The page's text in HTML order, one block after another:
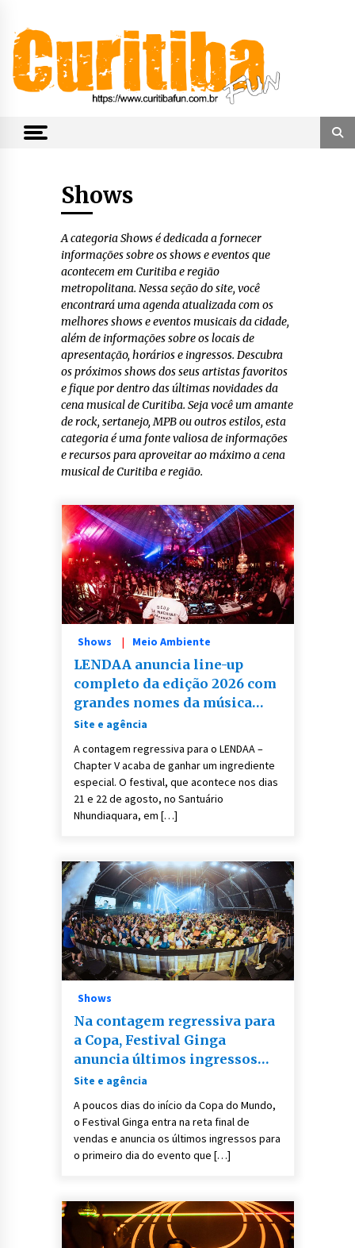
content
CuritibaFun
Shows
A categoria Shows é dedicada a fornecer
informações sobre os shows e eventos que
acontecem em Curitiba e região
metropolitana. Nessa seção do site, você
encontrará uma agenda atualizada com os
melhores shows e eventos musicais da cidade,
além de informações sobre os locais de
apresentação, horários e ingressos. Descubra
os próximos shows dos seus artistas favoritos
e fique por dentro das últimas novidades da
cena musical de Curitiba. Seja você um amante
de rock, sertanejo, MPB ou outros estilos, esta
categoria é uma fonte valiosa de informações
e recursos para aproveitar ao máximo a cena
musical de Curitiba e região.
Shows Meio Ambiente
LENDAA anuncia line-up
completo da edição 2026 com
grandes nomes da música
eletrônica nacional e
Site e agência
A contagem regressiva para o LENDAA –
Chapter V acaba de ganhar um ingrediente
especial. O festival, que acontece nos dias
21 e 22 de agosto, no Santuário
Nhundiaquara, em […]
Shows
Na contagem regressiva para
a Copa, Festival Ginga
anuncia últimos ingressos
para estreia do Brasil na Copa
com show da Banda Eva
Site e agência
A poucos dias do início da Copa do Mundo,
o Festival Ginga entra na reta final de
vendas e anuncia os últimos ingressos para
o primeiro dia do evento que […]